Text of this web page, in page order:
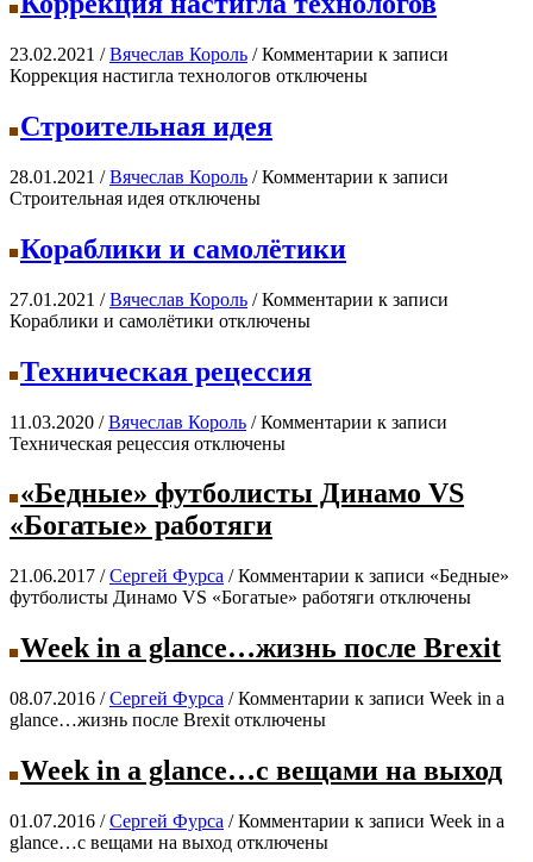
23.02.2021 /Вячеслав Король /Комментарии к записи
Коррекция настигла технологов отключены
Строительная идея
28.01.2021 /Вячеслав Король /Комментарии к записи
Строительная идея отключены
Кораблики и самолётики
27.01.2021 /Вячеслав Король /Комментарии к записи
Кораблики и самолётики отключены
Техническая рецессия
11.03.2020 /Вячеслав Король /Комментарии к записи
Техническая рецессия отключены
«Бедные» футболисты Динамо VS
«Богатые» работяги
21.06.2017 /Сергей Фурса /Комментарии к записи «Бедные»
футболисты Динамо VS «Богатые» работяги отключены
Week in a glance…жизнь после Brexit
08.07.2016 /Сергей Фурса /Комментарии к записи Week in a
glance…жизнь после Brexit отключены
Week in a glance…с вещами на выход
01.07.2016 /Сергей Фурса /Комментарии к записи Week in a
glance…с вещами на выход отключены